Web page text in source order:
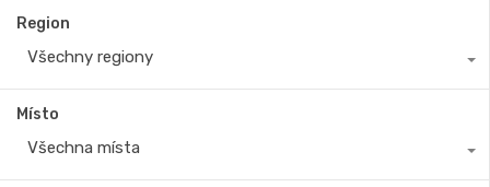
Region
Všechny regiony
Místo
Všechna místa